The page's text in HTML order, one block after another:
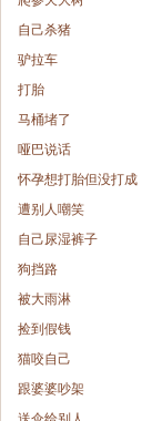
自己杀猪
驴拉车
打胎
马桶堵了
哑巴说话
怀孕想打胎但没打成
遭别人嘲笑
自己尿湿裤子
狗挡路
被大雨淋
捡到假钱
猫咬自己
跟婆婆吵架